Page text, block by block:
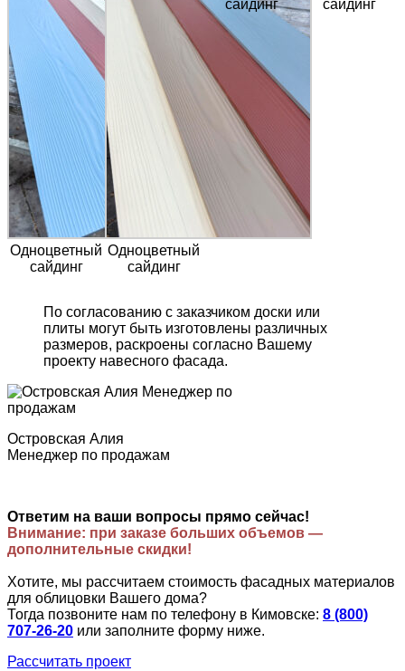
Одноцветный
сайдинг
Одноцветный
сайдинг
сайдинг сайдинг
По согласованию с заказчиком доски или
плиты могут быть изготовлены различных
размеров, раскроены согласно Вашему
проекту навесного фасада.
Островская Алия
Менеджер по продажам
Ответим на ваши вопросы прямо сейчас!
Внимание: при заказе больших объемов —
дополнительные скидки!
Хотите, мы рассчитаем стоимость фасадных материалов
для облицовки Вашего дома?
Тогда позвоните нам по телефону в Кимовске: 8 (800)
707-26-20 или заполните форму ниже.
Рассчитать проект